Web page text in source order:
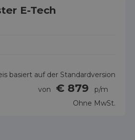
E-Tech
basiert auf der Standardversion
von
€ 879
p/m
Ohne MwSt.